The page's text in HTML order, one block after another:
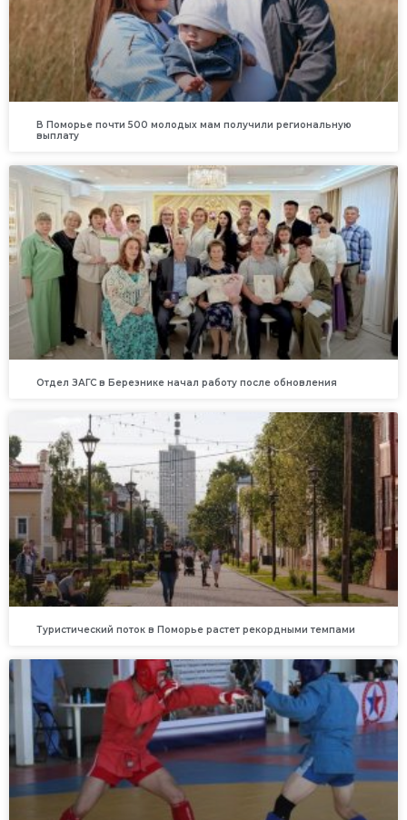
В Поморье почти 500 молодых мам получили региональную
выплату
Отдел ЗАГС в Березнике начал работу после обновления
Туристический поток в Поморье растет рекордными темпами